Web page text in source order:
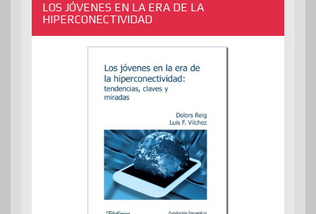
LOS JÓVENES EN LA ERA DE LA
HIPERCONECTIVIDAD